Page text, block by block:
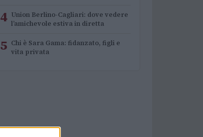
4 Union Berlino-Cagliari: dove vedere
l’amichevole estiva in diretta
5 Chi è Sara Gama: fidanzato, figli e
vita privata